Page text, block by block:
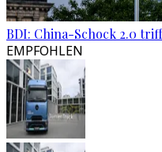
BDI: China-Schock 2.0
EMPFOHLEN